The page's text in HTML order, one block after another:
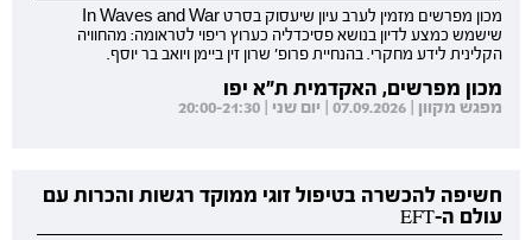
מכון מפרשים מזמין לערב עיון שיעסוק בסרט In Waves and War
שישמש כמצע לדיון בנושא פסיכדליה כערוץ ריפוי לטראומה: מהחוויה
הקלינית לידע מחקרי. בהנחיית פרופ' שרון זין ביימן ויואב בר יוסף.
מכון מפרשים, האקדמית ת"א יפו
מפגש מקוון | 07.09.2026 | יום שני | 20:00-21:30
חשיפה להכשרה בטיפול זוגי ממוקד רגשות והכרות עם
עולם ה-EFT